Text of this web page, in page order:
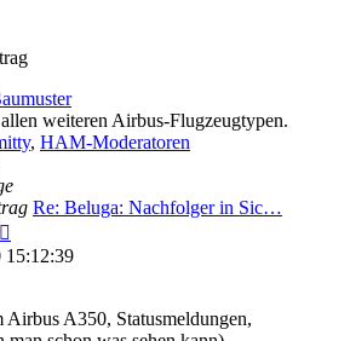
weiteren Airbus-Flugzeugtypen.
, HAM-Moderatoren
Re: Beluga: Nachfolger in Sic…
Beitrag
15:12:39
A350, Statusmeldungen,